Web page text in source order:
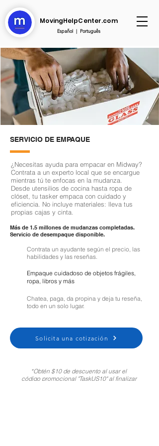
MovingHelpCenter.com
Español| Português
SERVICIO DE EMPAQUE
¿Necesitas ayuda para empacar en Midway?
Contrata a un experto local que se encargue
mientras tú te enfocas en la mudanza.
Desde utensilios de cocina hasta ropa de
clóset, tu tasker empaca con cuidado y
eficiencia. No incluye materiales: lleva tus
propias cajas y cinta.
Más de 1.5 millones de mudanzas completadas.
Servicio de desempaque disponible.
Contrata un ayudante según el precio, las
habilidades y las reseñas.
Empaque cuidadoso de objetos frágiles,
ropa, libros y más
Chatea, paga, da propina y deja tu reseña,
todo en un solo lugar.
Solicita una cotización
*Obtén $10 de descuento al usar el
código promocional "TaskUS10" al finalizar